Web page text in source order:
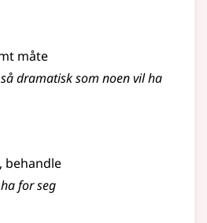
måte
dramatisk som noen vil ha
behandle
for seg